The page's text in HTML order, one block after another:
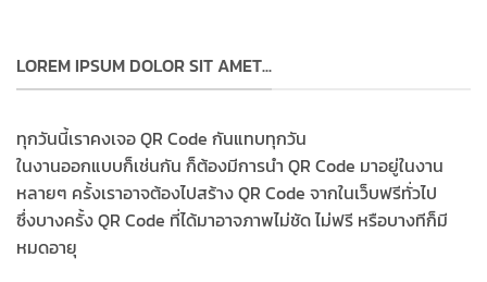
LOREM IPSUM DOLOR SIT AMET...
ทุกวันนี้เราคงเจอ QR Code กันแทบทุกวัน
ในงานออกแบบก็เช่นกัน ก็ต้องมีการนำ QR Code มาอยู่ในงาน
หลายๆ ครั้งเราอาจต้องไปสร้าง QR Code จากในเว็บฟรีทั่วไป
ซึ่งบางครั้ง QR Code ที่ได้มาอาจภาพไม่ชัด ไม่ฟรี หรือบางทีก็มี
หมดอายุ